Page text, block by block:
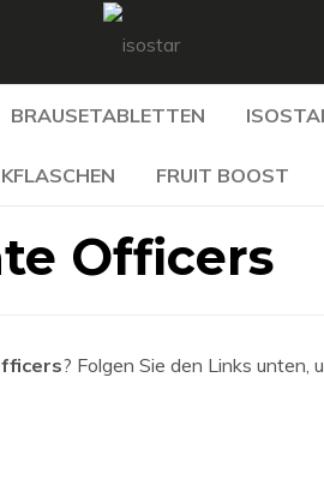
BRAUSETABLETTEN
FRUIT BOOST
Officers
? Folgen Sie den Links unten,